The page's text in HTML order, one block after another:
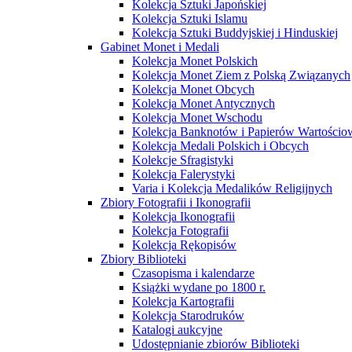
Kolekcja Sztuki Japońskiej
Kolekcja Sztuki Islamu
Kolekcja Sztuki Buddyjskiej i Hinduskiej
Gabinet Monet i Medali
Kolekcja Monet Polskich
Kolekcja Monet Ziem z Polską Związanych
Kolekcja Monet Obcych
Kolekcja Monet Antycznych
Kolekcja Monet Wschodu
Kolekcja Banknotów i Papierów
Kolekcja Medali Polskich i Obcych
Kolekcje Sfragistyki
Kolekcja Falerystyki
Varia i Kolekcja Medalików Religijnych
Zbiory Fotografii i Ikonografii
Kolekcja Ikonografii
Kolekcja Fotografii
Kolekcja Rękopisów
Zbiory Biblioteki
Czasopisma i kalendarze
Książki wydane po 1800 r.
Kolekcja Kartografii
Kolekcja Starodruków
Katalogi aukcyjne
Udostępnianie zbiorów Biblioteki